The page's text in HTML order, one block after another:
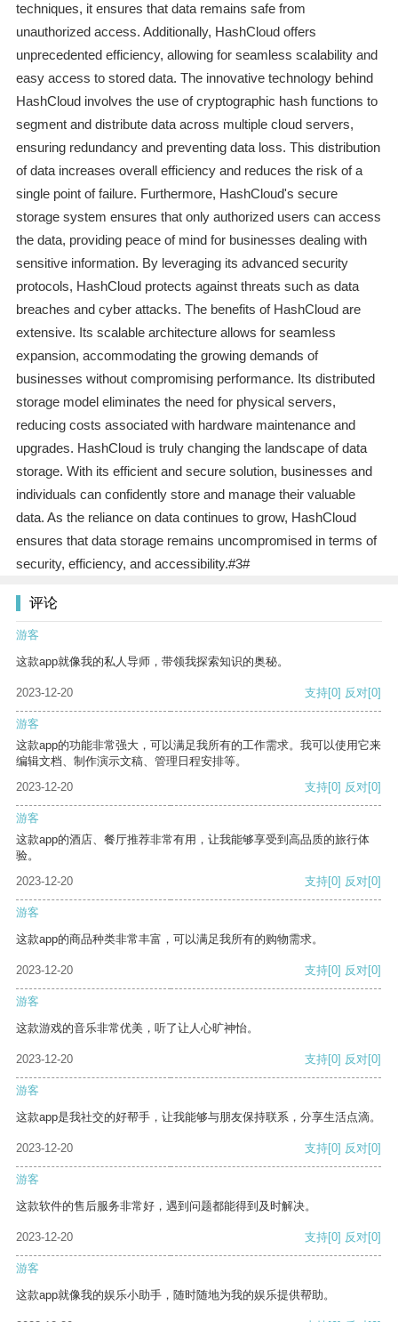
techniques, it ensures that data remains safe from
unauthorized access. Additionally, HashCloud offers
unprecedented efficiency, allowing for seamless scalability and
easy access to stored data. The innovative technology behind
HashCloud involves the use of cryptographic hash functions to
segment and distribute data across multiple cloud servers,
ensuring redundancy and preventing data loss. This distribution
of data increases overall efficiency and reduces the risk of a
single point of failure. Furthermore, HashCloud's secure
storage system ensures that only authorized users can access
the data, providing peace of mind for businesses dealing with
sensitive information. By leveraging its advanced security
protocols, HashCloud protects against threats such as data
breaches and cyber attacks. The benefits of HashCloud are
extensive. Its scalable architecture allows for seamless
expansion, accommodating the growing demands of
businesses without compromising performance. Its distributed
storage model eliminates the need for physical servers,
reducing costs associated with hardware maintenance and
upgrades. HashCloud is truly changing the landscape of data
storage. With its efficient and secure solution, businesses and
individuals can confidently store and manage their valuable
data. As the reliance on data continues to grow, HashCloud
ensures that data storage remains uncompromised in terms of
security, efficiency, and accessibility.#3#
评论
游客
这款app就像我的私人导师，带领我探索知识的奥秘。
2023-12-20 支持[0] 反对[0]
游客
这款app的功能非常强大，可以满足我所有的工作需求。我可以使用它来
编辑文档、制作演示文稿、管理日程安排等。
2023-12-20
支持[0] 反对[0]
游客
这款app的酒店、餐厅推荐非常有用，让我能够享受到高品质的旅行体
验。
2023-12-20
支持[0] 反对[0]
游客
这款app的商品种类非常丰富，可以满足我所有的购物需求。
2023-12-20 支持[0] 反对[0]
游客
这款游戏的音乐非常优美，听了让人心旷神怡。
2023-12-20 支持[0] 反对[0]
游客
这款app是我社交的好帮手，让我能够与朋友保持联系，分享生活点滴。
2023-12-20 支持[0] 反对[0]
游客
这款软件的售后服务非常好，遇到问题都能得到及时解决。
2023-12-20 支持[0] 反对[0]
游客
这款app就像我的娱乐小助手，随时随地为我的娱乐提供帮助。